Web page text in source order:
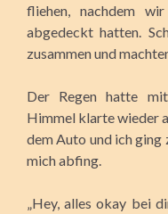
fliehen, nachdem
abgedeckt hatten.
zusammen und
Der Regen hatte
Himmel klarte wieder
dem Auto und ich ging
mich abfing.
„Hey, alles okay bei